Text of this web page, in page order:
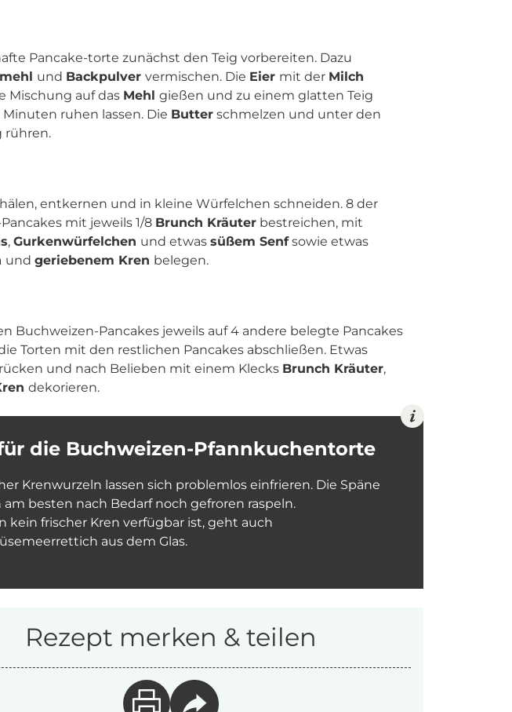
Pancake-torte zunächst den Teig vorbereiten. Dazu
und Backpulver vermischen. Die Eier mit der Milch
Mischung auf das Mehl gießen und zu einem glatten Teig
Minuten ruhen lassen. Die Butter schmelzen und unter den
rühren.
entkernen und in kleine Würfelchen schneiden. 8 der
mit jeweils 1/8 Brunch Kräuter bestreichen, mit
, Gurkenwürfelchen und etwas süßem Senfsowie etwas
und geriebenem Kren belegen.
Buchweizen-Pancakes jeweils auf 4 andere belegte Pancakes
Torten mit den restlichen Pancakes abschließen. Etwas
und nach Belieben mit einem Klecks Brunch Kräuter,
dekorieren.
die Buchweizen-Pfannkuchentorte
Krenwurzeln lassen sich problemlos einfrieren. Die Späne
am besten nach Bedarf noch gefroren raspeln.
kein frischer Kren verfügbar ist, geht auch
aus dem Glas.
Rezept merken & teilen